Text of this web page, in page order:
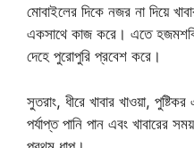
মোবাইলের দিকে নজর না দিয়ে
একসাথে কাজ করে। এতে
দেহে পুরোপুরি প্রবেশ করে।
সুতরাং, ধীরে খাবার খাওয়া,
পর্যাপ্ত পানি পান এবং খাবারের